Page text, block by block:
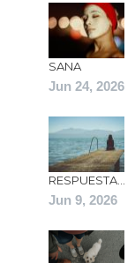
SANA
Jun 24, 2026
RESPUESTA…
Jun 9, 2026